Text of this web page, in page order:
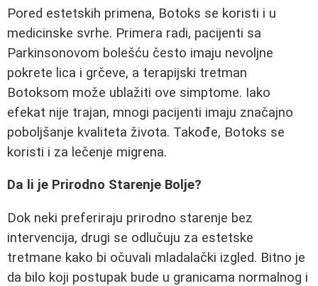
Pored estetskih primena, Botoks se koristi i u
medicinske svrhe. Primera radi, pacijenti sa
Parkinsonovom bolešću često imaju nevoljne
pokrete lica i grčeve, a terapijski tretman
Botoksom može ublažiti ove simptome. Iako
efekat nije trajan, mnogi pacijenti imaju značajno
poboljšanje kvaliteta života. Takođe, Botoks se
koristi i za lečenje migrena.
Da li je Prirodno Starenje Bolje?
Dok neki preferiraju prirodno starenje bez
intervencija, drugi se odlučuju za estetske
tretmane kako bi očuvali mladalački izgled. Bitno je
da bilo koji postupak bude u granicama normalnog i